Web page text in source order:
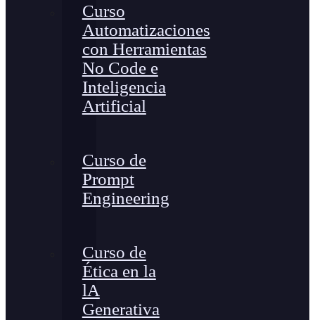
Curso
Automatizaciones
con Herramientas
No Code e
Inteligencia
Artificial
Curso de
Prompt
Engineering
Curso de
Ética en la
lA
Generativa